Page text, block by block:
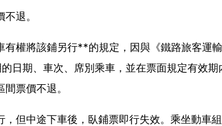
退。
權將該鋪另行**的規定，因與《鐵路旅客運輸
日期、車次、席別乘車，並在票面規定有效期
票價不退。
但中途下車後，臥鋪票即行失效。乘坐動車